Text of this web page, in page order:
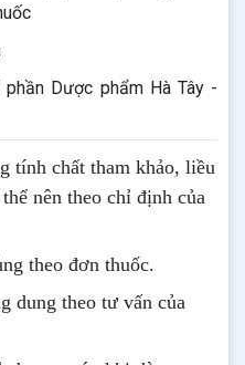
Dược phẩm Hà Tây -
tính chất tham khảo, liều
nên theo chỉ định của
theo đơn thuốc.
dung theo tư vấn của